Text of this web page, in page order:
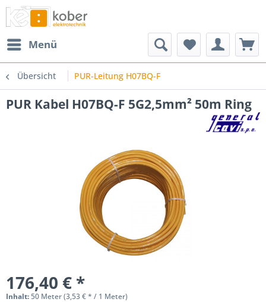
Menü
Übersicht PUR-Leitung H07BQ-F
PUR Kabel H07BQ-F 5G2,5mm² 50m Ring
176,40 € *
Inhalt:50 Meter (3,53 € * / 1 Meter)